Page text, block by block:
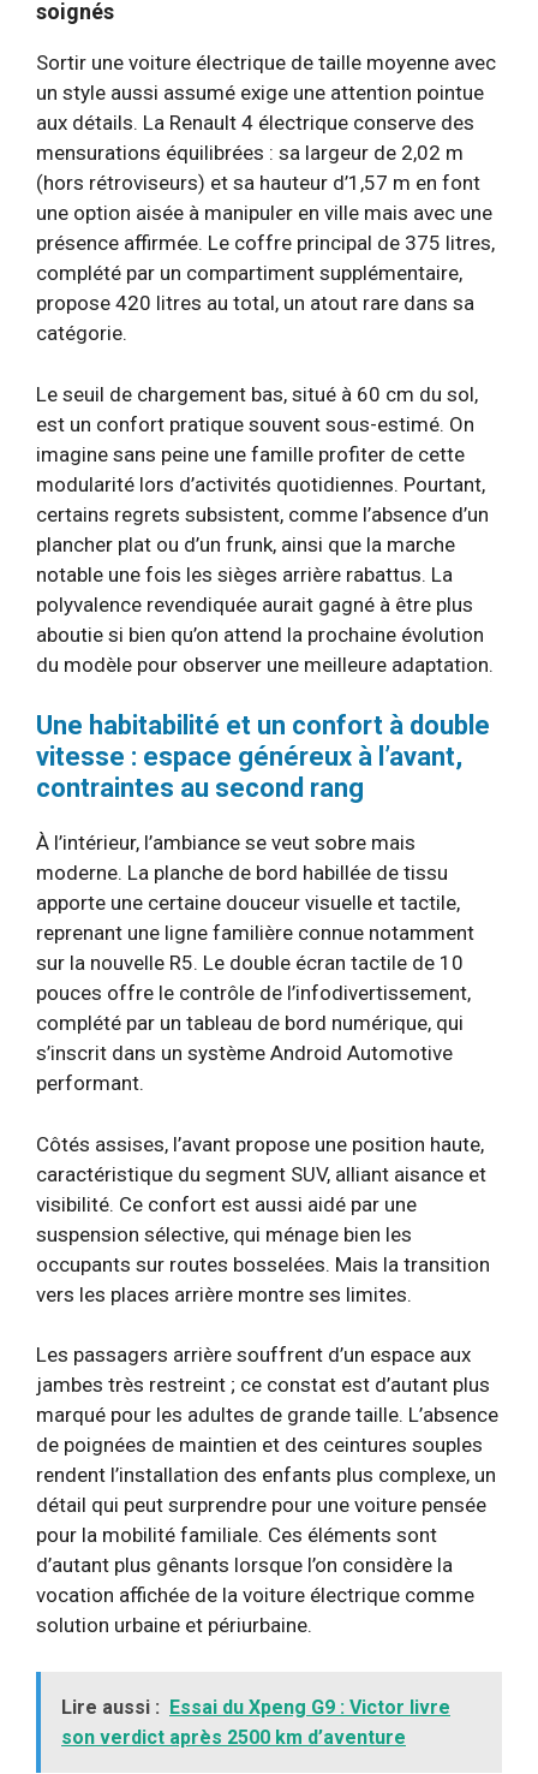
soignés
Sortir une voiture électrique de taille moyenne avec
un style aussi assumé exige une attention pointue
aux détails. La Renault 4 électrique conserve des
mensurations équilibrées : sa largeur de 2,02 m
(hors rétroviseurs) et sa hauteur d’1,57 m en font
une option aisée à manipuler en ville mais avec une
présence affirmée. Le coffre principal de 375 litres,
complété par un compartiment supplémentaire,
propose 420 litres au total, un atout rare dans sa
catégorie.
Le seuil de chargement bas, situé à 60 cm du sol,
est un confort pratique souvent sous-estimé. On
imagine sans peine une famille profiter de cette
modularité lors d’activités quotidiennes. Pourtant,
certains regrets subsistent, comme l’absence d’un
plancher plat ou d’un frunk, ainsi que la marche
notable une fois les sièges arrière rabattus. La
polyvalence revendiquée aurait gagné à être plus
aboutie si bien qu’on attend la prochaine évolution
du modèle pour observer une meilleure adaptation.
Une habitabilité et un confort à double
vitesse : espace généreux à l’avant,
contraintes au second rang
À l’intérieur, l’ambiance se veut sobre mais
moderne. La planche de bord habillée de tissu
apporte une certaine douceur visuelle et tactile,
reprenant une ligne familière connue notamment
sur la nouvelle R5. Le double écran tactile de 10
pouces offre le contrôle de l’infodivertissement,
complété par un tableau de bord numérique, qui
s’inscrit dans un système Android Automotive
performant.
Côtés assises, l’avant propose une position haute,
caractéristique du segment SUV, alliant aisance et
visibilité. Ce confort est aussi aidé par une
suspension sélective, qui ménage bien les
occupants sur routes bosselées. Mais la transition
vers les places arrière montre ses limites.
Les passagers arrière souffrent d’un espace aux
jambes très restreint ; ce constat est d’autant plus
marqué pour les adultes de grande taille. L’absence
de poignées de maintien et des ceintures souples
rendent l’installation des enfants plus complexe, un
détail qui peut surprendre pour une voiture pensée
pour la mobilité familiale. Ces éléments sont
d’autant plus gênants lorsque l’on considère la
vocation affichée de la voiture électrique comme
solution urbaine et périurbaine.
Lire aussi : Essai du Xpeng G9 : Victor livre
son verdict après 2500 km d’aventure